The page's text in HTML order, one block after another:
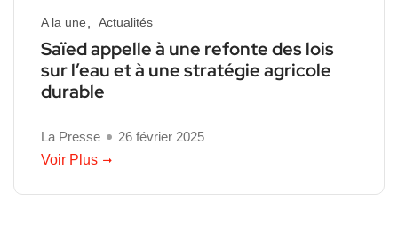
A la une Actualités
Saïed appelle à une refonte des lois
sur l’eau et à une stratégie agricole
durable
La Presse
26 février 2025
Voir Plus